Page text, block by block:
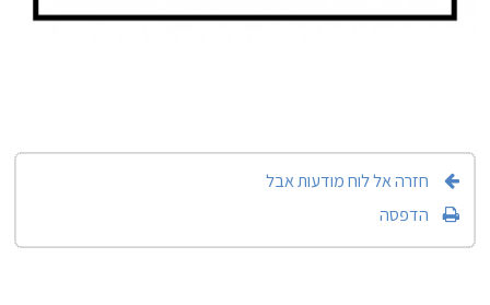
חזרה אל לוח מודעות אבל
הדפסה